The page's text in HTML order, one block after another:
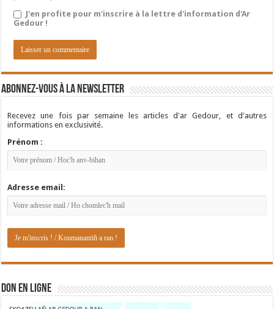
J'en profite pour m'inscrire à la lettre d'information d'Ar
Gedour !
Abonnez-vous à la newsletter
Recevez une fois par semaine les articles d'ar Gedour, et d'autres
informations en exclusivité.
Prénom :
Adresse email:
DON EN LIGNE